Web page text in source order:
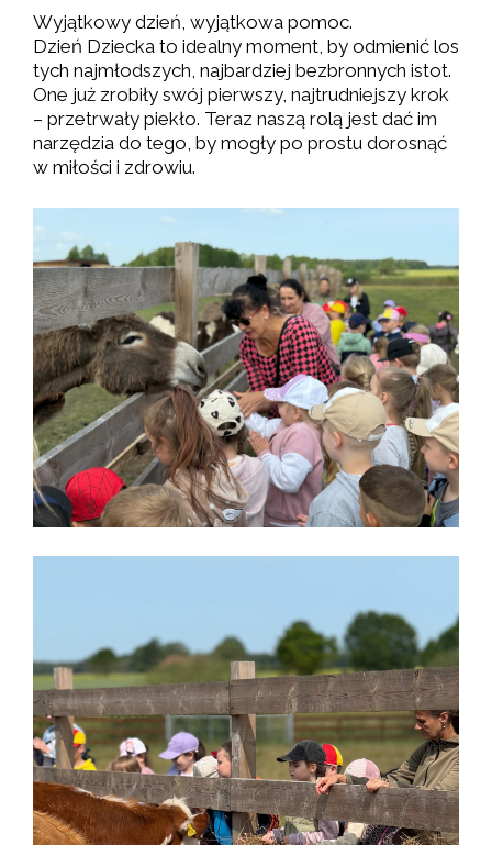
Wyjątkowy dzień, wyjątkowa pomoc.
Dzień Dziecka to idealny moment, by odmienić los
tych najmłodszych, najbardziej bezbronnych istot.
One już zrobiły swój pierwszy, najtrudniejszy krok
– przetrwały piekło. Teraz naszą rolą jest dać im
narzędzia do tego, by mogły po prostu dorosnąć
w miłości i zdrowiu.